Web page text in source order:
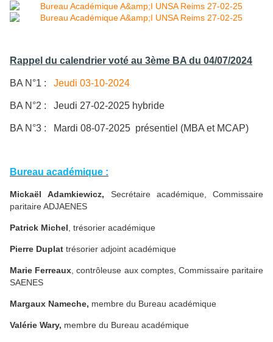
Rappel du calendrier voté au 3ème BA du 04/07/2024
BA N°1 : Jeudi 03-10-2024
BA N°2 : Jeudi 27-02-2025 hybride
BA N°3 : Mardi 08-07-2025 présentiel (MBA et MCAP)
Bureau académique :
Mickaël Adamkiewicz, Secrétaire académique, Commissaire
paritaire ADJAENES
Patrick Michel , trésorier académique
Pierre Duplat trésorier adjoint académique
Marie Ferreaux , contrôleuse aux comptes, Commissaire paritaire
SAENES
Margaux Nameche, membre du Bureau académique
Valérie Wary, membre du Bureau académique